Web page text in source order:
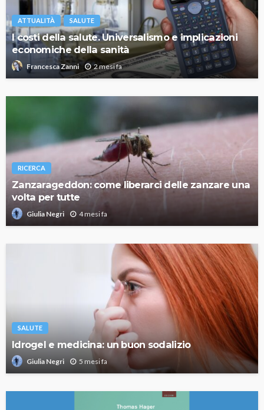
ATTUALITÀ SALUTE
I costi della salute. Universalismo e implicazioni
economiche della sanità
Francesca Zanni 2 mesi fa
RICERCA
Zanzarageddon: come liberarci delle zanzare una
volta per tutte
Giulia Negri 4 mesi fa
SALUTE
Idrogel e medicina: un buon sodalizio
Giulia Negri 5 mesi fa